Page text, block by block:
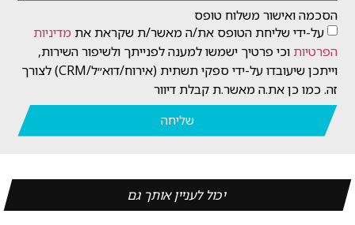
הסכמה ואישור משלוח טופס
על-ידי שליחת הטופס את/ה מאשר/ת שקראת את מדיניות
הפרטיותוכי פרטיך ישמשו למענה לפנייתך ולשיפור השירות,
וייתכן שיעובדו על-ידי ספקי תשתית (אירוח/דוא״ל/CRM) לצורך
זה. כמו כן את.ה מאשר.ת קבלת דיוור
שליחה
יכול לעניין אותך גם